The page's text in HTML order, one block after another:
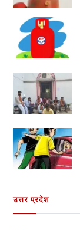
उत्तर प्रदेश